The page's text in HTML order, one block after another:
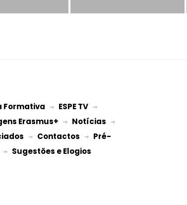
Formativa → ESPE TV
Erasmus+ → Notícias
→ Contactos → Pré-
→ Sugestões e Elogios